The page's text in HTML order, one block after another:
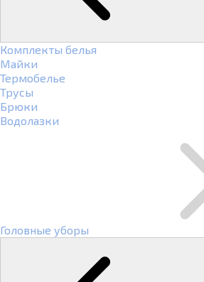
Комплекты белья
Майки
Термобелье
Трусы
Брюки
Водолазки
Головные уборы